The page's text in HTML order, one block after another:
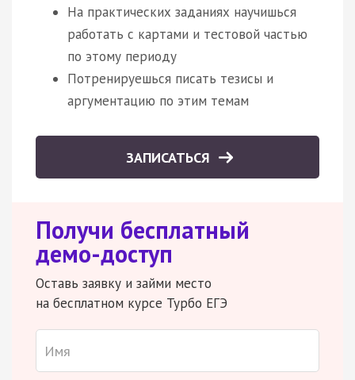
На практических заданиях научишься
работать с картами и тестовой частью
по этому периоду
Потренируешься писать тезисы и
аргументацию по этим темам
ЗАПИСАТЬСЯ
Получи бесплатный
демо-доступ
Оставь заявку и займи место
на бесплатном курсе Турбо ЕГЭ